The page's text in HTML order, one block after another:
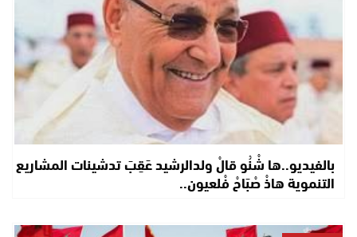
بالفيديو..ها شْنُو قالْ ولدالرشيد عَقِبَ تدشينات المشاريع
التنموية هاذْ صْبَاحْ فْلعيون..